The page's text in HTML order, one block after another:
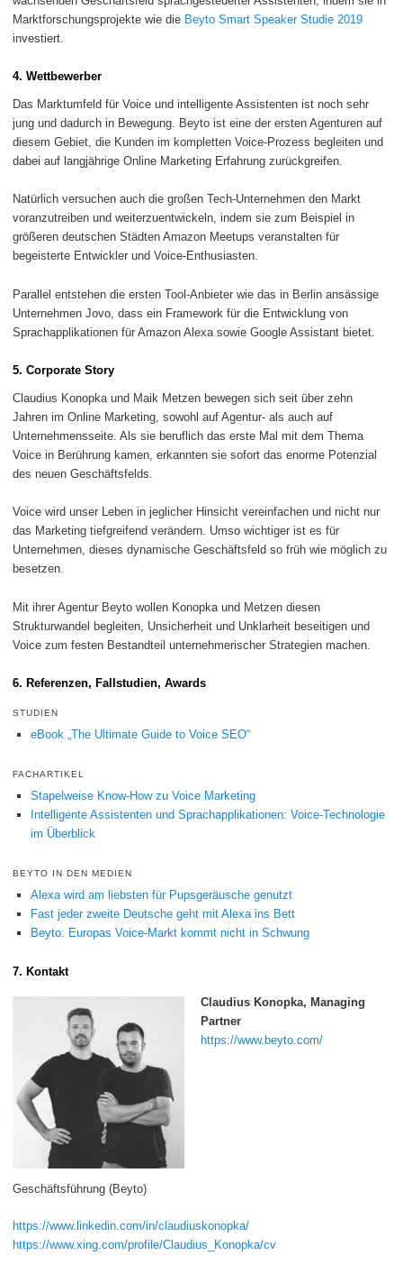
Marktforschungsprojekte wie die Beyto Smart Speaker Studie 2019
investiert.
4. Wettbewerber
Das Marktumfeld für Voice und intelligente Assistenten ist noch sehr
jung und dadurch in Bewegung. Beyto ist eine der ersten Agenturen auf
diesem Gebiet, die Kunden im kompletten Voice-Prozess begleiten und
dabei auf langjährige Online Marketing Erfahrung zurückgreifen.
Natürlich versuchen auch die großen Tech-Unternehmen den Markt
voranzutreiben und weiterzuentwickeln, indem sie zum Beispiel in
größeren deutschen Städten Amazon Meetups veranstalten für
begeisterte Entwickler und Voice-Enthusiasten.
Parallel entstehen die ersten Tool-Anbieter wie das in Berlin ansässige
Unternehmen Jovo, dass ein Framework für die Entwicklung von
Sprachapplikationen für Amazon Alexa sowie Google Assistant bietet.
5. Corporate Story
Claudius Konopka und Maik Metzen bewegen sich seit über zehn
Jahren im Online Marketing, sowohl auf Agentur- als auch auf
Unternehmensseite. Als sie beruflich das erste Mal mit dem Thema
Voice in Berührung kamen, erkannten sie sofort das enorme Potenzial
des neuen Geschäftsfelds.
Voice wird unser Leben in jeglicher Hinsicht vereinfachen und nicht nur
das Marketing tiefgreifend verändern. Umso wichtiger ist es für
Unternehmen, dieses dynamische Geschäftsfeld so früh wie möglich zu
besetzen.
Mit ihrer Agentur Beyto wollen Konopka und Metzen diesen
Strukturwandel begleiten, Unsicherheit und Unklarheit beseitigen und
Voice zum festen Bestandteil unternehmerischer Strategien machen.
6. Referenzen, Fallstudien, Awards
STUDIEN
eBook „The Ultimate Guide to Voice SEO“
FACHARTIKEL
Stapelweise Know-How zu Voice Marketing
Intelligente Assistenten und Sprachapplikationen: Voice-Technologie
im Überblick
BEYTO IN DEN MEDIEN
Alexa wird am liebsten für Pupsgeräusche genutzt
Fast jeder zweite Deutsche geht mit Alexa ins Bett
Beyto: Europas Voice-Markt kommt nicht in Schwung
7. Kontakt
Geschäftsführung (Beyto)
Claudius Konopka, Managing
Partner
https://www.beyto.com/
https://www.linkedin.com/in/claudiuskonopka/
https://www.xing.com/profile/Claudius_Konopka/cv